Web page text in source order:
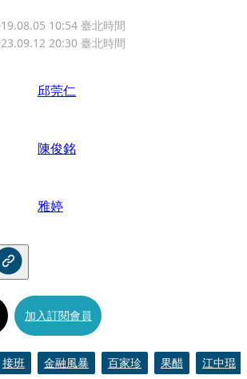
10:54 臺北時間
20:30 臺北時間
邱莞仁
陳俊銘
雅婷
加入訂閱會員
接班 金融風暴 百家珍 果醋 江中琨